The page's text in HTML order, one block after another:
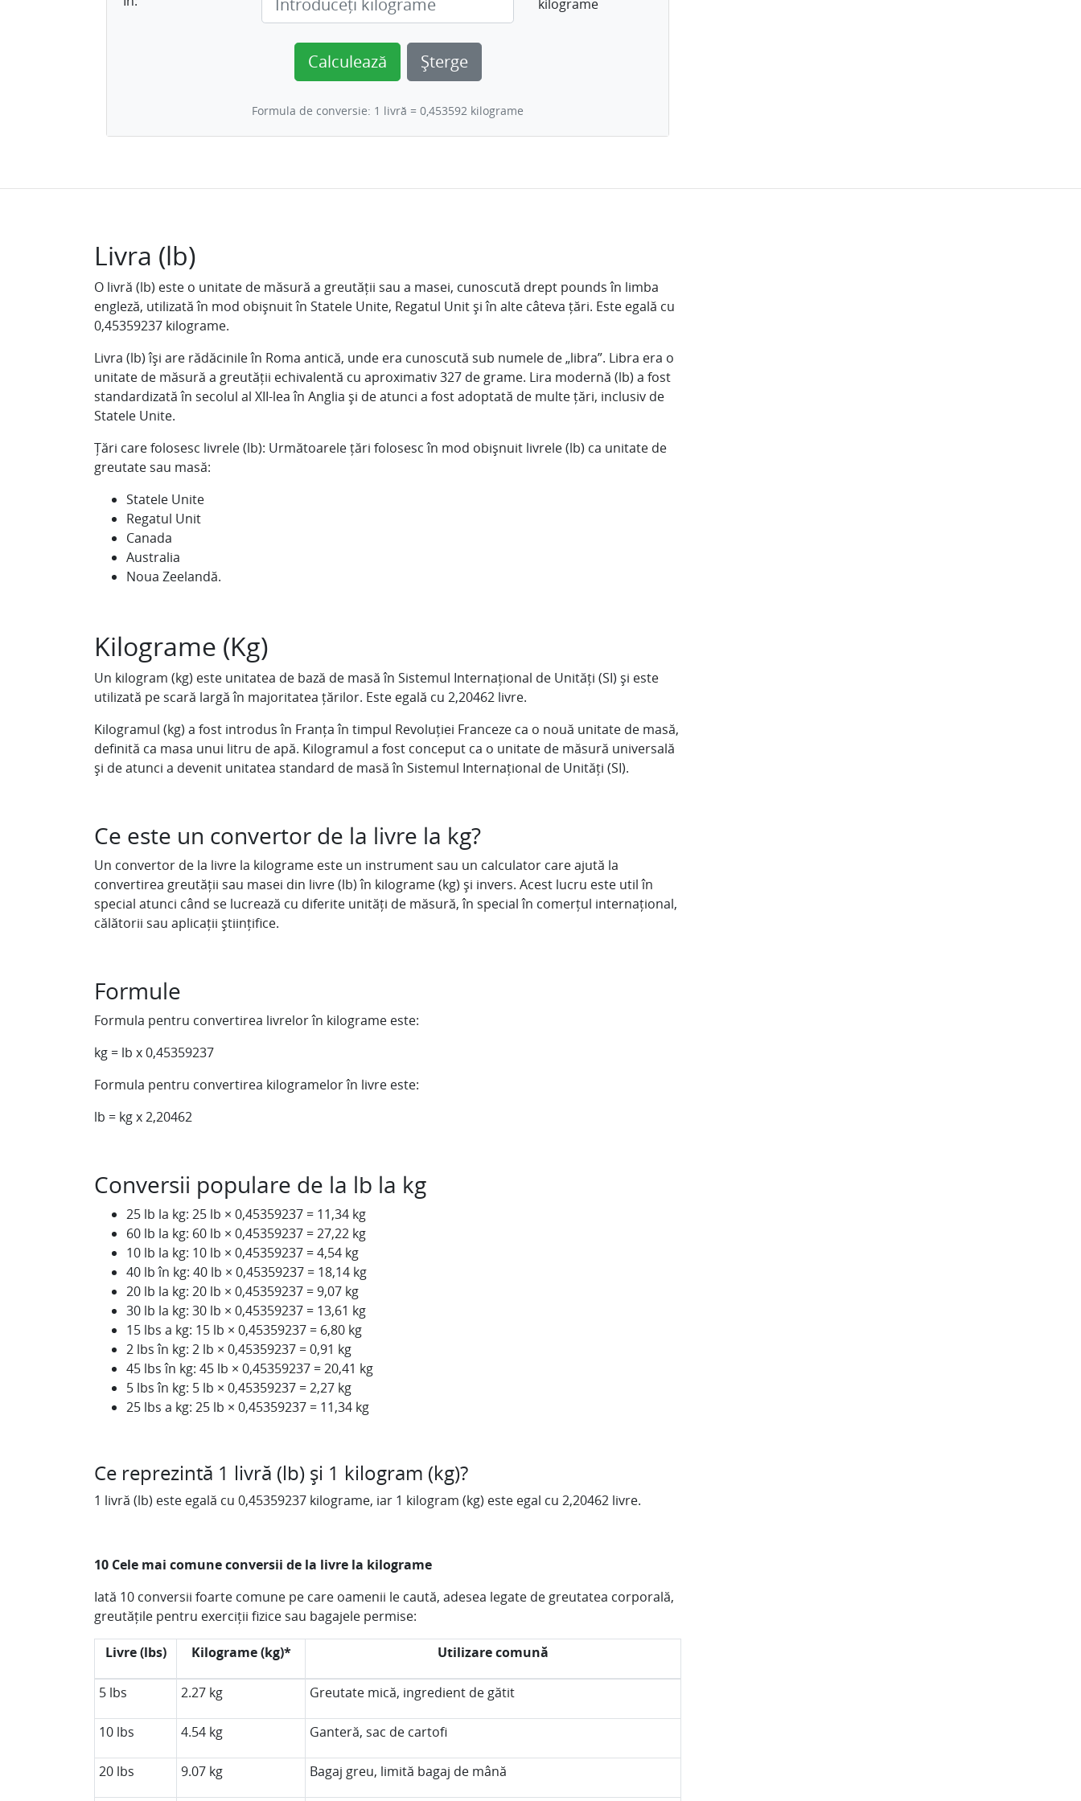
kilograme
Calculează Șterge
Formula de conversie: 1 livră = 0,453592 kilograme
Livra (lb)
O livră (lb) este o unitate de măsură a greutății sau a masei, cunoscută drept pounds în limba
engleză, utilizată în mod obișnuit în Statele Unite, Regatul Unit și în alte câteva țări. Este egală cu
0,45359237 kilograme.
Livra (lb) își are rădăcinile în Roma antică, unde era cunoscută sub numele de „libra”. Libra era o
unitate de măsură a greutății echivalentă cu aproximativ 327 de grame. Lira modernă (lb) a fost
standardizată în secolul al XII-lea în Anglia și de atunci a fost adoptată de multe țări, inclusiv de
Statele Unite.
Țări care folosesc livrele (lb): Următoarele țări folosesc în mod obișnuit livrele (lb) ca unitate de
greutate sau masă:
Statele Unite
Regatul Unit
Canada
Australia
Noua Zeelandă.
Kilograme (Kg)
Un kilogram (kg) este unitatea de bază de masă în Sistemul Internațional de Unități (SI) și este
utilizată pe scară largă în majoritatea țărilor. Este egală cu 2,20462 livre.
Kilogramul (kg) a fost introdus în Franța în timpul Revoluției Franceze ca o nouă unitate de masă,
definită ca masa unui litru de apă. Kilogramul a fost conceput ca o unitate de măsură universală
și de atunci a devenit unitatea standard de masă în Sistemul Internațional de Unități (SI).
Ce este un convertor de la livre la kg?
Un convertor de la livre la kilograme este un instrument sau un calculator care ajută la
convertirea greutății sau masei din livre (lb) în kilograme (kg) și invers. Acest lucru este util în
special atunci când se lucrează cu diferite unități de măsură, în special în comerțul internațional,
călătorii sau aplicații științifice.
Formule
Formula pentru convertirea livrelor în kilograme este:
kg = lb x 0,45359237
Formula pentru convertirea kilogramelor în livre este:
lb = kg x 2,20462
Conversii populare de la lb la kg
25 lb la kg: 25 lb × 0,45359237 = 11,34 kg
60 lb la kg: 60 lb × 0,45359237 = 27,22 kg
10 lb la kg: 10 lb × 0,45359237 = 4,54 kg
40 lb în kg: 40 lb × 0,45359237 = 18,14 kg
20 lb la kg: 20 lb × 0,45359237 = 9,07 kg
30 lb la kg: 30 lb × 0,45359237 = 13,61 kg
15 lbs a kg: 15 lb × 0,45359237 = 6,80 kg
2 lbs în kg: 2 lb × 0,45359237 = 0,91 kg
45 lbs în kg: 45 lb × 0,45359237 = 20,41 kg
5 lbs în kg: 5 lb × 0,45359237 = 2,27 kg
25 lbs a kg: 25 lb × 0,45359237 = 11,34 kg
Ce reprezintă 1 livră (lb) și 1 kilogram (kg)?
1 livră (lb) este egală cu 0,45359237 kilograme, iar 1 kilogram (kg) este egal cu 2,20462 livre.
10 Cele mai comune conversii de la livre la kilograme
Iată 10 conversii foarte comune pe care oamenii le caută, adesea legate de greutatea corporală,
greutățile pentru exerciții fizice sau bagajele permise:
Livre (lbs) Kilograme (kg)* Utilizare comună
5 lbs 2.27 kg Greutate mică, ingredient de gătit
10 lbs 4.54 kg Ganteră, sac de cartofi
20 lbs 9.07 kg Bagaj greu, limită bagaj de mână